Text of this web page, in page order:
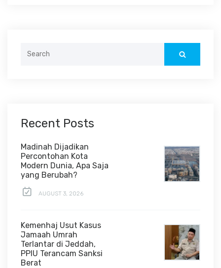
Recent Posts
Madinah Dijadikan
Percontohan Kota
Modern Dunia, Apa Saja
yang Berubah?
AUGUST 3, 2026
Kemenhaj Usut Kasus
Jamaah Umrah
Terlantar di Jeddah,
PPIU Terancam Sanksi
Berat